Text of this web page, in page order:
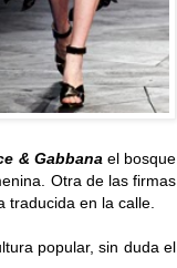
& Gabbana el bosque
Otra de las firmas
traducida en la calle.
popular, sin duda el